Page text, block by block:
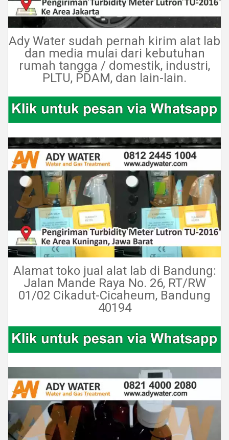
Ady Water sudah pernah kirim alat lab
dan media mulai dari kebutuhan
rumah tangga / domestik, industri,
PLTU, PDAM, dan lain-lain.
Alamat toko jual alat lab di Bandung:
Jalan Mande Raya No. 26, RT/RW
01/02 Cikadut-Cicaheum, Bandung
40194